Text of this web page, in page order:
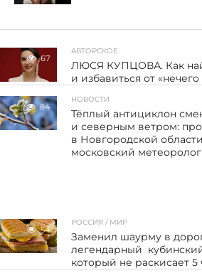
67
АВТОРСКОЕ
ЛЮСЯ КУПЦОВА. Как
и избавиться от «нечего
84
НОВОСТИ
Тёплый антициклон
и северным ветром:
в Новгородской
московский метеоролог
54
РОССИЯ / МИР
Заменил шаурму в
легендарный
который не раскисает 5